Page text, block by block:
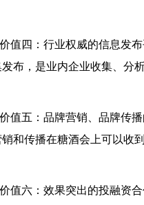
值四：行业权威的信息发
布，是业内企业收集、分
值五：品牌营销、品牌传
和传播在糖酒会上可以收
值六：效果突出的投融资